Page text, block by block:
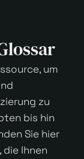
um
zu
bis hin
Sie hier
Ihnen